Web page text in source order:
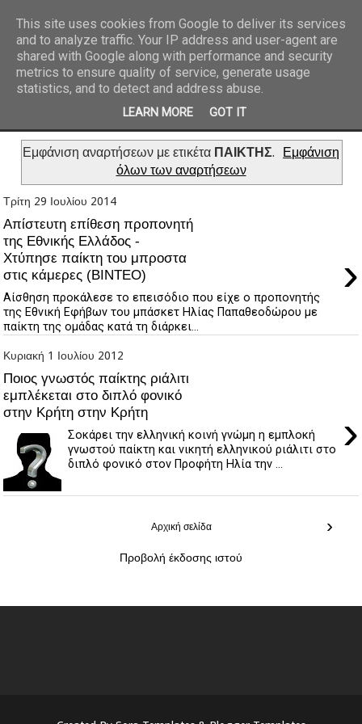
REPORTAZ NET
Εμφάνιση αναρτήσεων με ετικέτα ΠΑΙΚΤΗΣ.
Εμφάνιση
όλων των αναρτήσεων
Τρίτη 29 Ιουλίου 2014
Απίστευτη επίθεση προπονητή
της Εθνικής Ελλάδος -
Χτύπησε παίκτη του μπροστα
στις κάμερες (ΒΙΝΤΕΟ)
›
Αίσθηση προκάλεσε το επεισόδιο που είχε ο προπονητής
της Εθνική Εφήβων του μπάσκετ Ηλίας Παπαθεοδώρου με
παίκτη της ομάδας κατά τη διάρκει...
Κυριακή 1 Ιουλίου 2012
Ποιος γνωστός παίκτης ριάλιτι
εμπλέκεται στο διπλό φονικό
στην Κρήτη στην Κρήτη
›
Σοκάρει την ελληνική κοινή γνώμη η εμπλοκή
γνωστού παίκτη και νικητή ελληνικού ριάλιτι στο
διπλό φονικό στον Προφήτη Ηλία την ...
›
Αρχική σελίδα
Προβολή έκδοσης ιστού
This site uses cookies from Google to deliver its services
and to analyze traffic. Your IP address and user-agent are
shared with Google along with performance and security
metrics to ensure quality of service, generate usage
statistics, and to detect and address abuse.
LEARN MORE GOT IT